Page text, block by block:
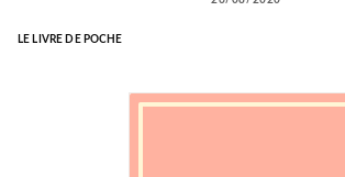
LE LIVRE DE POCHE